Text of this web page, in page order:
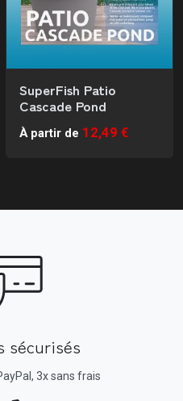
SuperFish Patio
Cascade Pond
À partir de 12,49 €
sécurisés
3x sans frais